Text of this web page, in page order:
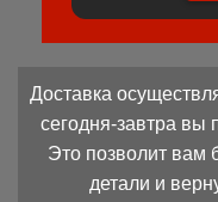
Доставка
сегодня-завтра вы
Это позволит вам
детали и